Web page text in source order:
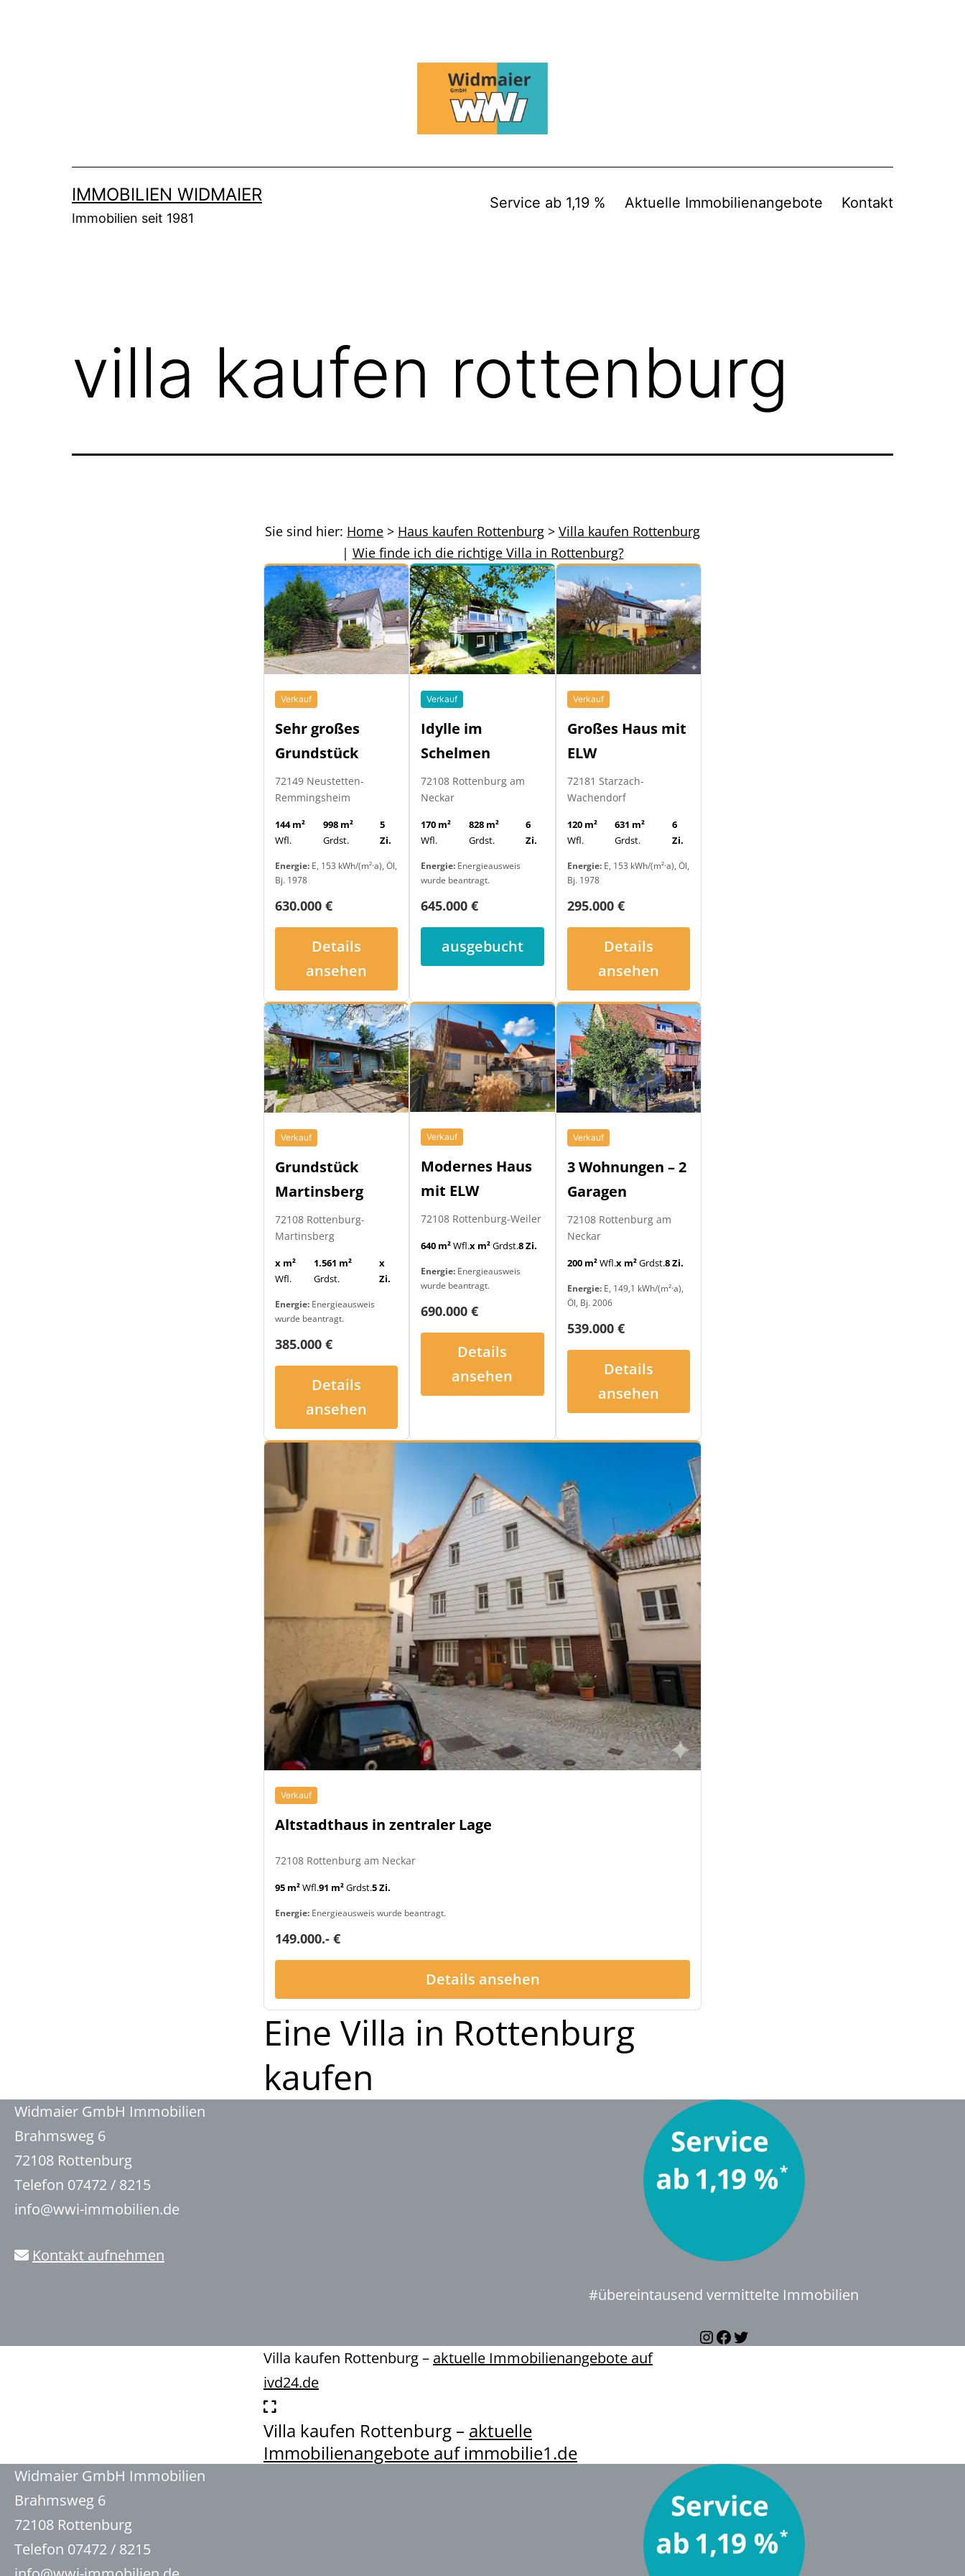
IMMOBILIEN WIDMAIER
Immobilien seit 1981
Service ab 1,19 % Aktuelle Immobilienangebote Kontakt
villa kaufen rottenburg
Sie sind hier: Home > Haus kaufen Rottenburg > Villa kaufen Rottenburg
| Wie finde ich die richtige Villa in Rottenburg?
Verkauf
Sehr großes
Grundstück
72149 Neustetten-
Remmingsheim
144 m²
Wfl.
998 m²
Grdst.
5
Zi.
Energie: E, 153 kWh/(m²·a), Öl,
Bj. 1978
630.000 €
Details
ansehen
Verkauf
Idylle im
Schelmen
72108 Rottenburg am
Neckar
170 m²
Wfl.
828 m²
Grdst.
6
Zi.
Energie: Energieausweis
wurde beantragt.
645.000 €
ausgebucht
Verkauf
Großes Haus mit
ELW
72181 Starzach-
Wachendorf
120 m²
Wfl.
631 m²
Grdst.
6
Zi.
Energie:E, 153 kWh/(m²·a), Öl,
Bj. 1978
295.000 €
Details
ansehen
Verkauf
Grundstück
Martinsberg
72108 Rottenburg-
Martinsberg
x m²
Wfl.
1.561 m²
Grdst.
x
Zi.
Energie: Energieausweis
wurde beantragt.
385.000 €
Details
ansehen
Verkauf
Modernes Haus
mit ELW
72108 Rottenburg-Weiler
640 m²Wfl.x m²Grdst.8 Zi.
Energie: Energieausweis
wurde beantragt.
690.000 €
Details
ansehen
Verkauf
3 Wohnungen – 2
Garagen
72108 Rottenburg am
Neckar
200 m²Wfl.x m²Grdst.8 Zi.
Energie:E, 149,1 kWh/(m²·a),
Öl, Bj. 2006
539.000 €
Details
ansehen
Verkauf
Altstadthaus in zentraler Lage
72108 Rottenburg am Neckar
95 m²Wfl.91 m²Grdst.5 Zi.
Energie: Energieausweis wurde beantragt.
149.000.- €
Details ansehen
Eine Villa in Rottenburg
kaufen
Widmaier GmbH Immobilien
Brahmsweg 6
72108 Rottenburg
Telefon 07472 / 8215
info@wwi-immobilien.de
Kontakt aufnehmen
#übereintausend vermittelte Immobilien
Instagram
Facebook
Twitter
Villa kaufen Rottenburg – aktuelle Immobilienangebote auf
ivd24.de
Villa kaufen Rottenburg – aktuelle
Immobilienangebote auf immobilie1.de
Widmaier GmbH Immobilien
Brahmsweg 6
72108 Rottenburg
Telefon 07472 / 8215